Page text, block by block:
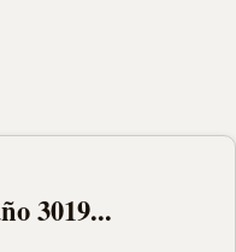
3019...